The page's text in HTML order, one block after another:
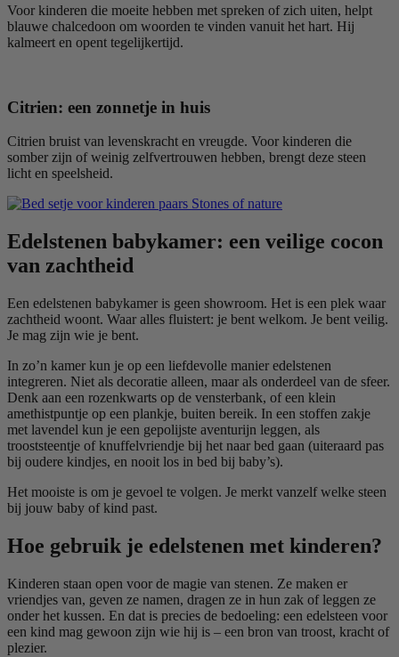
Voor kinderen die moeite hebben met spreken of zich uiten, helpt
blauwe chalcedoon om woorden te vinden vanuit het hart. Hij
kalmeert en opent tegelijkertijd.
Citrien: een zonnetje in huis
Citrien bruist van levenskracht en vreugde. Voor kinderen die
somber zijn of weinig zelfvertrouwen hebben, brengt deze steen
licht en speelsheid.
Edelstenen babykamer: een veilige cocon
van zachtheid
Een edelstenen babykamer is geen showroom. Het is een plek waar
zachtheid woont. Waar alles fluistert: je bent welkom. Je bent veilig.
Je mag zijn wie je bent.
In zo’n kamer kun je op een liefdevolle manier edelstenen
integreren. Niet als decoratie alleen, maar als onderdeel van de sfeer.
Denk aan een rozenkwarts op de vensterbank, of een klein
amethistpuntje op een plankje, buiten bereik. In een stoffen zakje
met lavendel kun je een gepolijste aventurijn leggen, als
trooststeentje of knuffelvriendje bij het naar bed gaan (uiteraard pas
bij oudere kindjes, en nooit los in bed bij baby’s).
Het mooiste is om je gevoel te volgen. Je merkt vanzelf welke steen
bij jouw baby of kind past.
Hoe gebruik je edelstenen met kinderen?
Kinderen staan open voor de magie van stenen. Ze maken er
vriendjes van, geven ze namen, dragen ze in hun zak of leggen ze
onder het kussen. En dat is precies de bedoeling: een edelsteen voor
een kind mag gewoon zijn wie hij is – een bron van troost, kracht of
plezier.